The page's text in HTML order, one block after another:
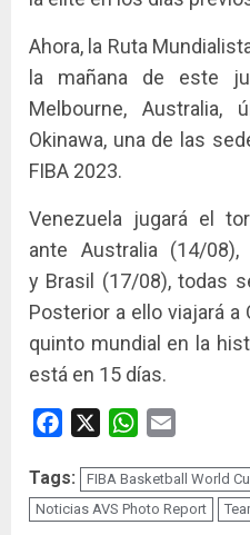
Ahora, la Ruta
la mañana de este
Melbourne, Australia,
Okinawa, una de las
FIBA 2023.
Venezuela jugará el
ante Australia (14/
y Brasil (17/08), todas
Posterior a ello viajará a
quinto mundial en la
está en 15 días.
Facebook WhatsApp
Tags: FIBA Basketball World
Noticias AVS Photo Report